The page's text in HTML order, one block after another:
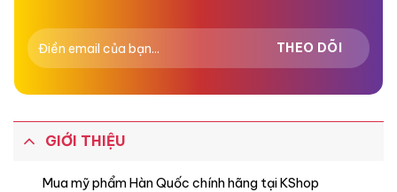
GIỚI THIỆU
Mua mỹ phẩm Hàn Quốc chính hãng tại KShop